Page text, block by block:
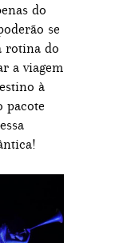
do
se
rotina do
a viagem
à
pacote